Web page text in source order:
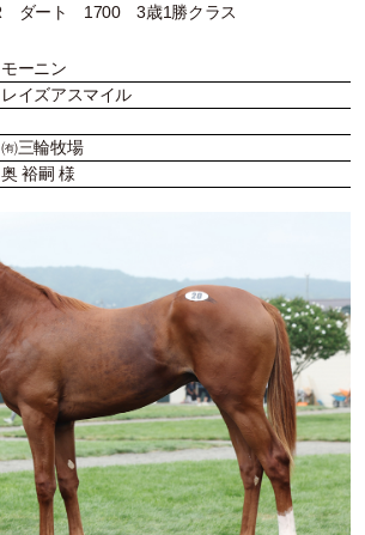
ート 1700 3歳1勝クラス
モーニン
レイズアスマイル
㈲三輪牧場
奥 裕嗣 様